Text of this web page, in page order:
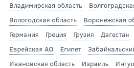
Владимирская область
Вологодская область
Воронежская
Германия
Греция Грузия Дагестан
Еврейская АО
Египет
Ивановская область
Израиль